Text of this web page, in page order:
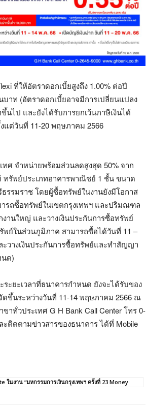
ที่ให้อัตราดอกเบี้ยสูงถึง 1.00% ต่อปี
าท (อัตราดอกเบี้ยอาจมีการเปลี่ยนแปลง
ไป และยังได้รับการยกเว้นภาษีเงินได้
ต่วันที่ 11-20 พฤษภาคม 2566
ทศ จำหน่ายพร้อมส่วนลดสูงสุด 50% จาก
ทรัพย์ประเภทอาคารพาณิชย์ 1 ชั้น ขนาด
รรมราช โดยผู้ซื้อทรัพย์ในงานยังมีโอกาส
รถซื้อทรัพย์ในเขตกรุงเทพฯ และปริมณฑล
านใหญ่ และวางเงินประกันการซื้อทรัพย์
ย์ในส่วนภูมิภาค สามารถซื้อได้วันที่ 11 –
วางเงินประกันการซื้อทรัพย์และทำสัญญา
นด)
ะยะเวลาที่ธนาคารกำหนด ยังจะได้รับของ
ดขึ้นระหว่างวันที่ 11-14 พฤษภาคม 2566 ณ
ทั่วประเทศ G H Bank Call Center โทร 0-
ะติดตามข่าวสารของธนาคาร ได้ที่ Mobile
นงาน “มหกรรมการเงินกรุงเทพฯ ครั้งที่ 23 Money